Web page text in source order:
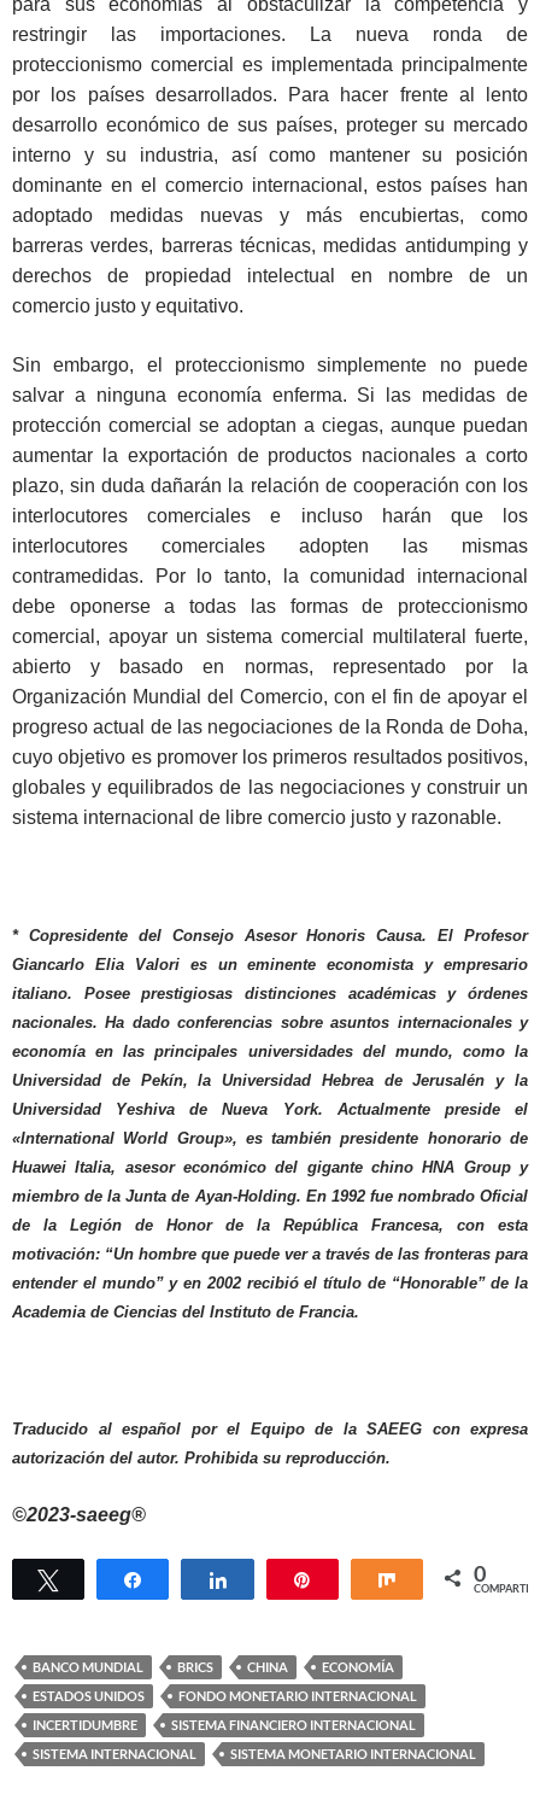
para sus economías al obstaculizar la competencia y
restringir las importaciones. La nueva ronda de
proteccionismo comercial es implementada principalmente
por los países desarrollados. Para hacer frente al lento
desarrollo económico de sus países, proteger su mercado
interno y su industria, así como mantener su posición
dominante en el comercio internacional, estos países han
adoptado medidas nuevas y más encubiertas, como
barreras verdes, barreras técnicas, medidas antidumping y
derechos de propiedad intelectual en nombre de un
comercio justo y equitativo.
Sin embargo, el proteccionismo simplemente no puede
salvar a ninguna economía enferma. Si las medidas de
protección comercial se adoptan a ciegas, aunque puedan
aumentar la exportación de productos nacionales a corto
plazo, sin duda dañarán la relación de cooperación con los
interlocutores comerciales e incluso harán que los
interlocutores comerciales adopten las mismas
contramedidas. Por lo tanto, la comunidad internacional
debe oponerse a todas las formas de proteccionismo
comercial, apoyar un sistema comercial multilateral fuerte,
abierto y basado en normas, representado por la
Organización Mundial del Comercio, con el fin de apoyar el
progreso actual de las negociaciones de la Ronda de Doha,
cuyo objetivo es promover los primeros resultados positivos,
globales y equilibrados de las negociaciones y construir un
sistema internacional de libre comercio justo y razonable.
* Copresidente del Consejo Asesor Honoris Causa. El Profesor
Giancarlo Elia Valori es un eminente economista y empresario
italiano. Posee prestigiosas distinciones académicas y órdenes
nacionales. Ha dado conferencias sobre asuntos internacionales y
economía en las principales universidades del mundo, como la
Universidad de Pekín, la Universidad Hebrea de Jerusalén y la
Universidad Yeshiva de Nueva York. Actualmente preside el
«International World Group», es también presidente honorario de
Huawei Italia, asesor económico del gigante chino HNA Group y
miembro de la Junta de Ayan-Holding. En 1992 fue nombrado Oficial
de la Legión de Honor de la República Francesa, con esta
motivación: “Un hombre que puede ver a través de las fronteras para
entender el mundo” y en 2002 recibió el título de “Honorable” de la
Academia de Ciencias del Instituto de Francia.
Traducido al español por el Equipo de la SAEEG con expresa
autorización del autor. Prohibida su reproducción.
©2023-saeeg®
Twittear Compartir Compartir Compartir
0
COMPARTIR
BANCO MUNDIAL BRICS CHINA
ECONOMÍA
ESTADOS UNIDOS
FONDO MONETARIO INTERNACIONAL
INCERTIDUMBRE
SISTEMA FINANCIERO INTERNACIONAL
SISTEMA INTERNACIONAL
SISTEMA MONETARIO INTERNACIONAL